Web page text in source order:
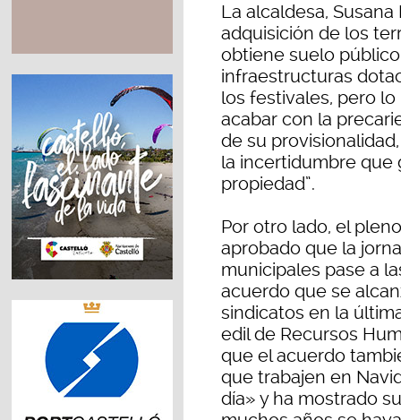
La alcaldesa,
adquisición de los
obtiene suelo
infraestructuras
los festivales, pero
acabar con la
de su
la incertidumbre que
propiedad”.
Por otro lado, el
aprobado que la
municipales pase a
acuerdo que se
sindicatos en la
edil de Recursos
que el acuerdo
que trabajen en
día» y ha mostrado